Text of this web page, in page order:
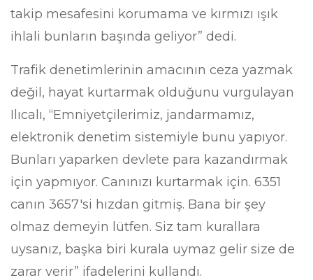
takip mesafesini korumama ve kırmızı ışık
ihlali bunların başında geliyor” dedi.
Trafik denetimlerinin amacının ceza yazmak
değil, hayat kurtarmak olduğunu vurgulayan
Ilıcalı, “Emniyetçilerimiz, jandarmamız,
elektronik denetim sistemiyle bunu yapıyor.
Bunları yaparken devlete para kazandırmak
için yapmıyor. Canınızı kurtarmak için. 6351
canın 3657'si hızdan gitmiş. Bana bir şey
olmaz demeyin lütfen. Siz tam kurallara
uysanız, başka biri kurala uymaz gelir size de
zarar verir” ifadelerini kullandı.